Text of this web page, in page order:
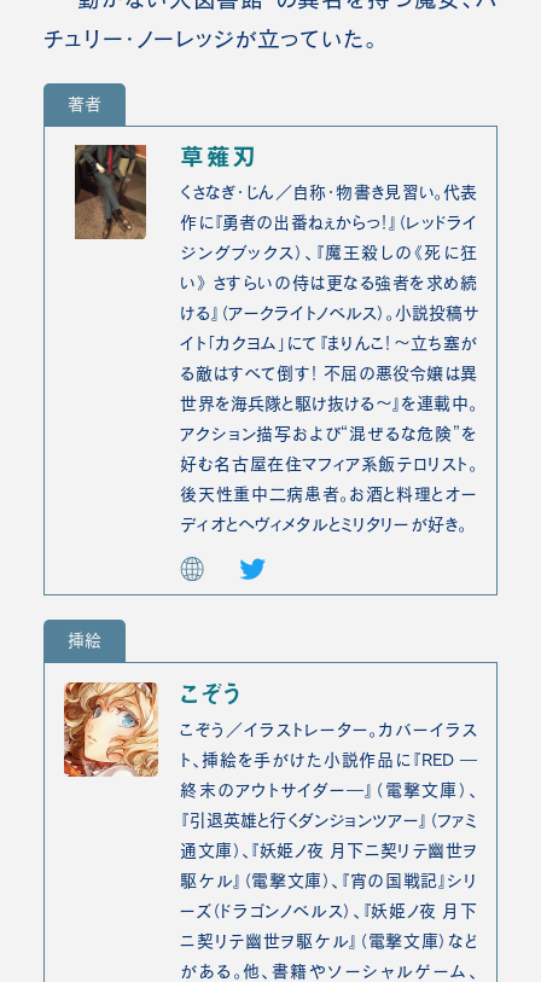
チュリー・ノーレッジが立っていた。
著者
草薙刃
くさなぎ・じん／自称・物書き見習い。代表
作に『勇者の出番ねぇからっ！』（レッドライ
ジングブックス）、『魔王殺しの《死に狂
い》 さすらいの侍は更なる強者を求め続
ける』（アークライトノベルス）。小説投稿サ
イト「カクヨム」にて『まりんこ！～立ち塞が
る敵はすべて倒す！ 不屈の悪役令嬢は異
世界を海兵隊と駆け抜ける～』を連載中。
アクション描写および“混ぜるな危険”を
好む名古屋在住マフィア系飯テロリスト。
後天性重中二病患者。お酒と料理とオー
ディオとヘヴィメタルとミリタリーが好き。
挿絵
こぞう
こぞう／イラストレーター。カバーイラス
ト、挿絵を手がけた小説作品に『RED ―
終末のアウトサイダー―』（電撃文庫）、
『引退英雄と行くダンジョンツアー』（ファミ
通文庫）、『妖姫ノ夜 月下ニ契リテ幽世ヲ
駆ケル』（電撃文庫）、『宵の国戦記』シリ
ーズ（ドラゴンノベルス）、『妖姫ノ夜 月下
ニ契リテ幽世ヲ駆ケル』（電撃文庫）など
がある。他、書籍やソーシャルゲーム、